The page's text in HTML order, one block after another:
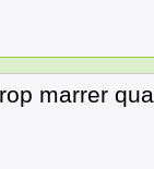
marrer